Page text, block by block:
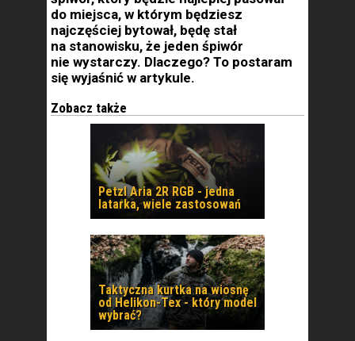
do miejsca, w którym będziesz
najczęściej bytował, będę stał
na stanowisku, że jeden śpiwór
nie wystarczy. Dlaczego? To postaram
się wyjaśnić w artykule.
Zobacz także
Petzl Aria 2R RGB - jedna
latarka, wiele zastosowań
Taktyczna kurtka na wiosnę
od Helikon-Tex - który model
wybrać?